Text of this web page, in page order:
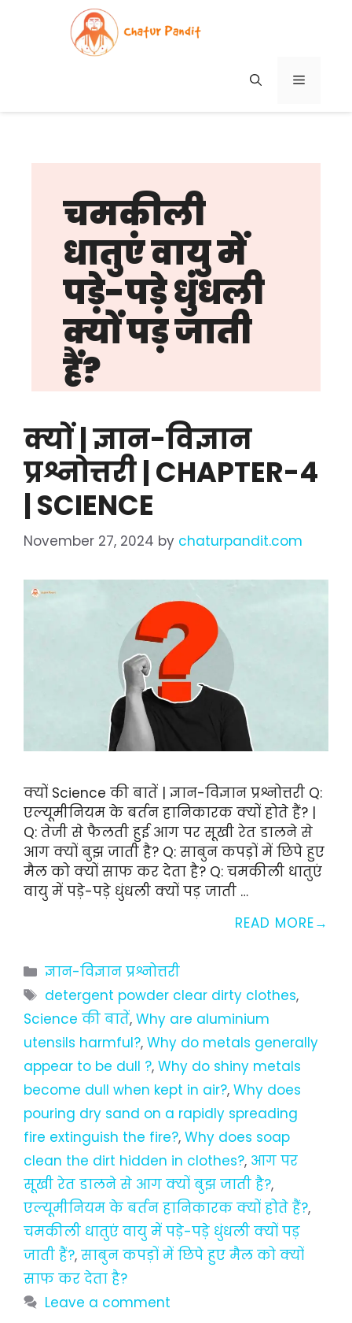
MENU
चमकीली
धातुएं वायु में
पड़े-पड़े धुंधली
क्यों पड़ जाती
हैं?
क्यों | ज्ञान-विज्ञान
प्रश्नोत्तरी | CHAPTER-4
| SCIENCE
November 27, 2024 by chaturpandit.com
क्यों Science की बातें | ज्ञान-विज्ञान प्रश्नोत्तरी Q:
एल्यूमीनियम के बर्तन हानिकारक क्यों होते हैं? |
Q: तेजी से फैलती हुई आग पर सूखी रेत डालने से
आग क्यों बुझ जाती है? Q: साबुन कपड़ों में छिपे हुए
मैल को क्यों साफ कर देता है? Q: चमकीली धातुएं
वायु में पड़े-पड़े धुंधली क्यों पड़ जाती …
READ MORE
Categories
ज्ञान-विज्ञान प्रश्नोत्तरी
Tags
detergent powder clear dirty clothes,
Science की बातें, Why are aluminium
utensils harmful?, Why do metals generally
appear to be dull ?, Why do shiny metals
become dull when kept in air?, Why does
pouring dry sand on a rapidly spreading
fire extinguish the fire?, Why does soap
clean the dirt hidden in clothes?, आग पर
सूखी रेत डालने से आग क्यों बुझ जाती है?,
एल्यूमीनियम के बर्तन हानिकारक क्यों होते हैं?,
चमकीली धातुएं वायु में पड़े-पड़े धुंधली क्यों पड़
जाती हैं?, साबुन कपड़ों में छिपे हुए मैल को क्यों
साफ कर देता है?
Leave a comment